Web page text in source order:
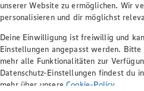
unserer Website zu ermöglichen. Wir
personalisieren und dir möglichst
Deine Einwilligung ist freiwillig und
Einstellungen angepasst werden.
mehr alle Funktionalitäten zur
Datenschutz-Einstellungen findest du
mehr über unsereCookie-Policy.